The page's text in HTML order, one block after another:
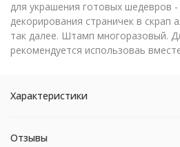
для украшения готовых шедевров
декорирования страничек в скрап
так далее. Штамп многоразовый.
рекомендуется использоваь
Характеристики
Отзывы